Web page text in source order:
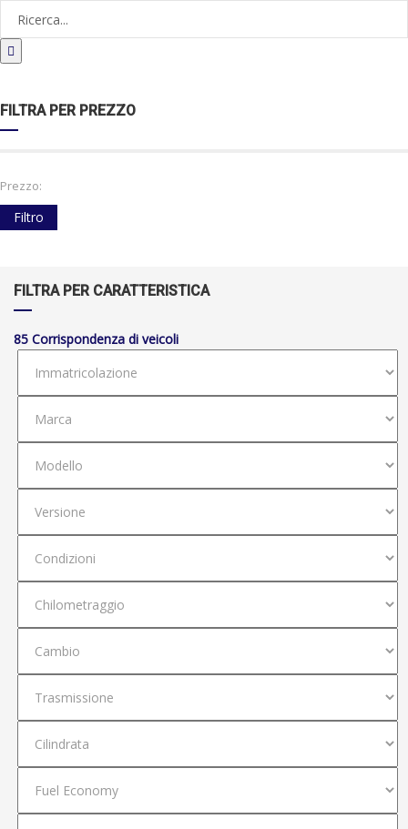
FILTRA PER PREZZO
Prezzo:
Filtro
FILTRA PER CARATTERISTICA
85 Corrispondenza di veicoli